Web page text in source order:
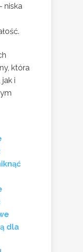
niska
która
i
dla